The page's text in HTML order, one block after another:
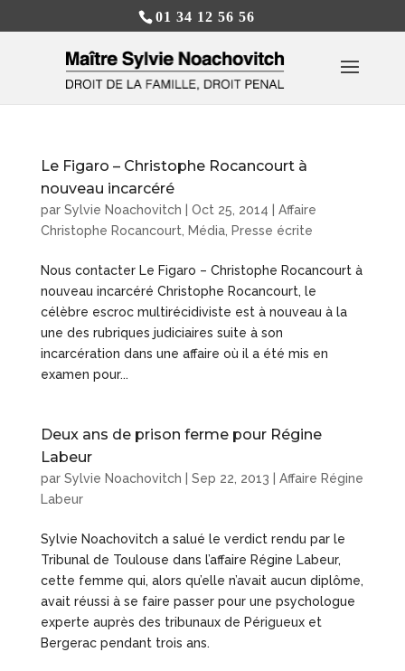
01 34 12 56 56
Le Figaro – Christophe Rocancourt à
nouveau incarcéré
par Sylvie Noachovitch Oct 25, 2014
Affaire
Christophe Rocancourt
Média, Presse écrite
Nous contacter Le Figaro – Christophe Rocancourt à
nouveau incarcéré Christophe Rocancourt, le
célèbre escroc multirécidiviste est à nouveau à la
une des rubriques judiciaires suite à son
incarcération dans une affaire où il a été mis en
examen pour...
Deux ans de prison ferme pour Régine
Labeur
par Sylvie Noachovitch Sep 22, 2013
Affaire Régine
Labeur
Sylvie Noachovitch a salué le verdict rendu par le
Tribunal de Toulouse dans l’affaire Régine Labeur,
cette femme qui, alors qu’elle n’avait aucun diplôme,
avait réussi à se faire passer pour une psychologue
experte auprès des tribunaux de Périgueux et
Bergerac pendant trois ans.